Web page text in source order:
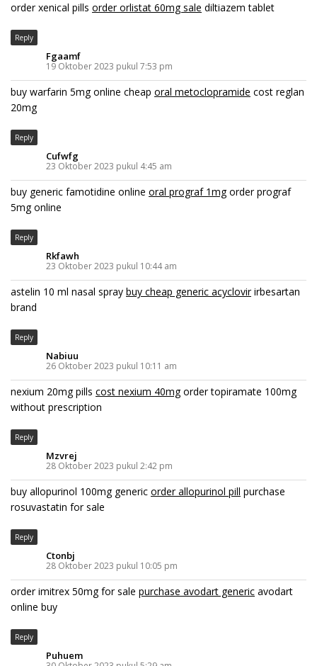
order xenical pills order orlistat 60mg sale diltiazem tablet
Reply
Fgaamf
19 Oktober 2023 pukul 7:53 pm
buy warfarin 5mg online cheap oral metoclopramide cost reglan
20mg
Reply
Cufwfg
23 Oktober 2023 pukul 4:45 am
buy generic famotidine online oral prograf 1mgorder prograf
5mg online
Reply
Rkfawh
23 Oktober 2023 pukul 10:44 am
astelin 10 ml nasal spray buy cheap generic acyclovirirbesartan
brand
Reply
Nabiuu
26 Oktober 2023 pukul 10:11 am
nexium 20mg pills cost nexium 40mgorder topiramate 100mg
without prescription
Reply
Mzvrej
28 Oktober 2023 pukul 2:42 pm
buy allopurinol 100mg generic order allopurinol pill purchase
rosuvastatin for sale
Reply
Ctonbj
28 Oktober 2023 pukul 10:05 pm
order imitrex 50mg for sale purchase avodart generic avodart
online buy
Reply
Puhuem